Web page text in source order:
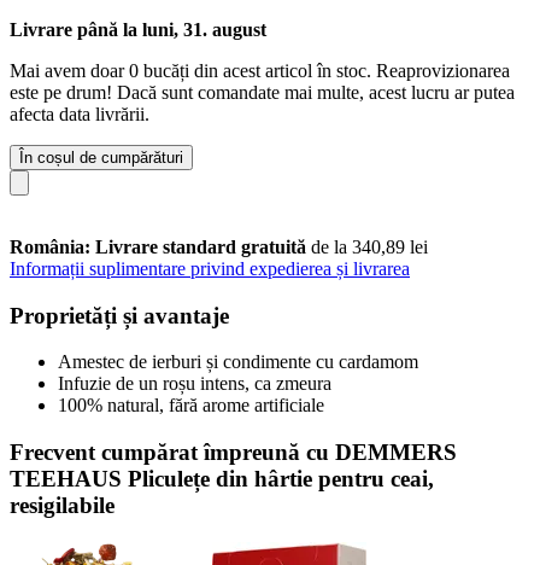
Livrare până la luni, 31. august
Mai avem doar 0 bucăți din acest articol în stoc. Reaprovizionarea
este pe drum! Dacă sunt comandate mai multe, acest lucru ar putea
afecta data livrării.
În coșul de cumpărături
România: Livrare standard gratuită de la 340,89 lei
Informații suplimentare privind expedierea și livrarea
Proprietăți și avantaje
Amestec de ierburi și condimente cu cardamom
Infuzie de un roșu intens, ca zmeura
100% natural, fără arome artificiale
Frecvent cumpărat împreună cu DEMMERS
TEEHAUS Pliculețe din hârtie pentru ceai,
resigilabile